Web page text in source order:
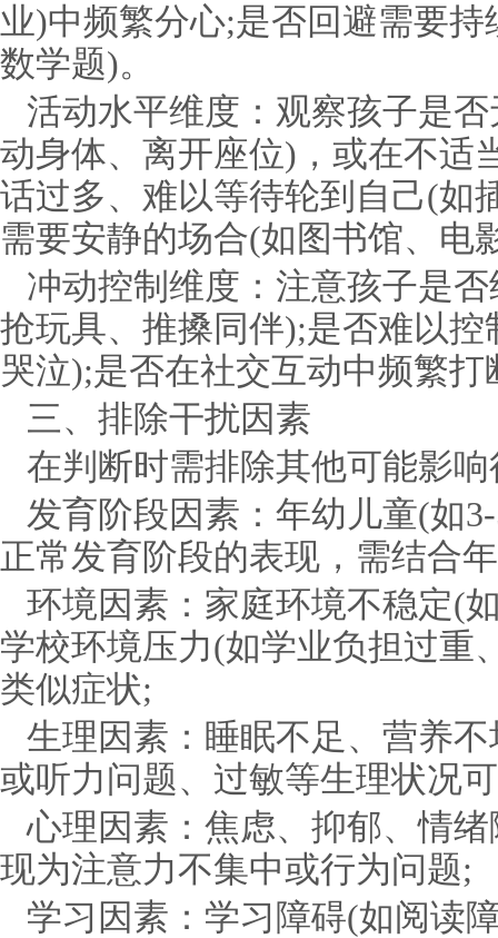
业)中频繁分心;是否回避需要
数学题)。
活动水平维度：观察孩子是
动身体、离开座位)，或在不适
话过多、难以等待轮到自己(如
需要安静的场合(如图书馆、电
冲动控制维度：注意孩子是
抢玩具、推搡同伴);是否难以
哭泣);是否在社交互动中频繁
三、排除干扰因素
在判断时需排除其他可能影
发育阶段因素：年幼儿童(如
正常发育阶段的表现，需结合
环境因素：家庭环境不稳定(
学校环境压力(如学业负担过重
类似症状;
生理因素：睡眠不足、营养
或听力问题、过敏等生理状况
心理因素：焦虑、抑郁、情
现为注意力不集中或行为问题;
学习因素：学习障碍(如阅读